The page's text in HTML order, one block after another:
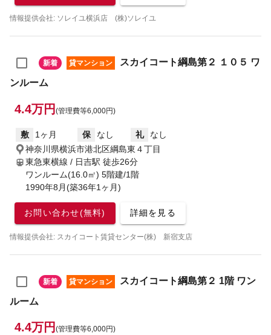
情報提供会社: ソレイユ横浜店 (株)ソレイユ
新着 貸マンション
スカイコート綱島第２ １０５ ワ
ンルーム
4.4万円 (管理費等6,000円)
敷 1ヶ月 保 なし 礼
なし
神奈川県横浜市港北区綱島東４丁目
東急東横線 / 日吉駅 徒歩26分
ワンルーム(16.0㎡) 5階建/1階
1990年8月(築36年1ヶ月)
お問い合わせ(無料) 詳細を見る
情報提供会社: スカイコート賃貸センター(株) 新宿支店
新着 貸マンション
スカイコート綱島第２ 1階 ワン
ルーム
4.4万円 (管理費等6,000円)